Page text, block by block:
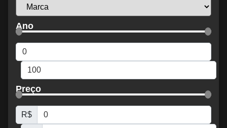
Ano
Preço
R$